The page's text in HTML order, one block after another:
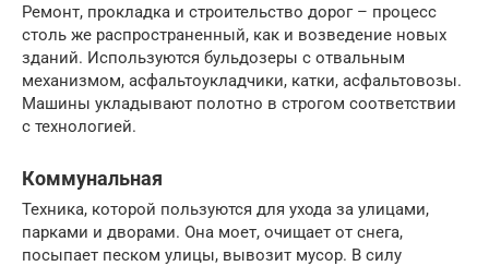
Ремонт, прокладка и строительство дорог – процесс
столь же распространенный, как и возведение новых
зданий. Используются бульдозеры с отвальным
механизмом, асфальтоукладчики, катки, асфальтовозы.
Машины укладывают полотно в строгом соответствии
с технологией.
Коммунальная
Техника, которой пользуются для ухода за улицами,
парками и дворами. Она моет, очищает от снега,
посыпает песком улицы, вывозит мусор. В силу